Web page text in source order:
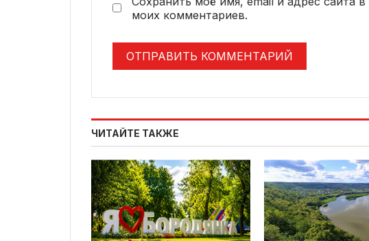
моих комментариев.
ЧИТАЙТЕ ТАКЖЕ